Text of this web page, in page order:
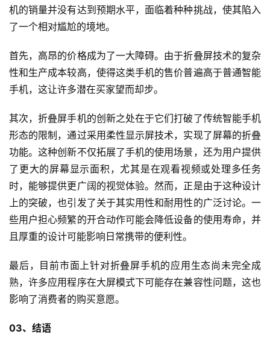
机的销量并没有达到预期水平，面临着种种挑战，使其陷入
了一个相对尴尬的境地。
首先，高昂的价格成为了一大障碍。由于折叠屏技术的复杂
性和生产成本较高，使得这类手机的售价普遍高于普通智能
手机，这让许多潜在买家望而却步。
其次，折叠屏手机的创新之处在于它们打破了传统智能手机
形态的限制，通过采用柔性显示屏技术，实现了屏幕的折叠
功能。这种创新不仅拓展了手机的使用场景，还为用户提供
了更大的屏幕显示面积，尤其是在观看视频或处理多任务
时，能够提供更广阔的视觉体验。然而，正是由于这种设计
上的突破，也引发了关于其实用性和耐用性的广泛讨论。一
些用户担心频繁的开合动作可能会降低设备的使用寿命，并
且厚重的设计可能影响日常携带的便利性。
最后，目前市面上针对折叠屏手机的应用生态尚未完全成
熟，许多应用程序在大屏模式下可能存在兼容性问题，这也
影响了消费者的购买意愿。
03、结语